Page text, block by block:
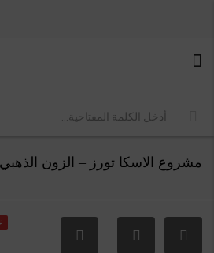
مشروع الاسكا تورز – الزون